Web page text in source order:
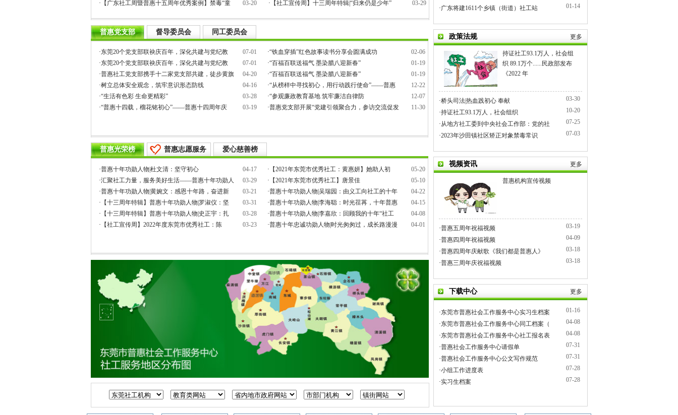
03-20
· 【广东社工周暨普惠十五周年优秀案例】禁毒“童
03-29
· 【社工宣传周】十三周年特辑|“归来仍是少年”
普惠党支部 督导委员会 同工委员会
07-01
·东莞20个党支部联袂庆百年，深化共建与党纪教
07-01
·东莞20个党支部联袂庆百年，深化共建与党纪教
04-20
·普惠社工党支部携手十二家党支部共建，徒步黄旗
04-16
·树立总体安全观念，筑牢意识形态防线
03-28
·“生活有色彩 生命更精彩”
03-19
·“普惠十四载，榴花铭初心”——普惠十四周年庆
02-06
·“铁血穿插”红色故事读书分享会圆满成功
01-19
·“百福百联送福气 墨染腊八迎新春”
01-19
·“百福百联送福气 墨染腊八迎新春”
12-22
·“从榜样中寻找初心，用行动践行使命”——普惠
12-07
·“参观廉政教育基地 筑牢廉洁自律防
11-30
·普惠党支部开展“党建引领聚合力，参访交流促发
普惠光荣榜 普惠志愿服务 爱心慈善榜
04-17
·普惠十年功勋人物|杜文清：坚守初心
03-29
·汇聚社工力量，服务美好生活——普惠十年功勋人
03-21
·普惠十年功勋人物|黄婉文：感恩十年路，奋进新
03-31
· 【十三周年特辑】普惠十年功勋人物|罗淑仪：坚
03-28
· 【十三周年特辑】普惠十年功勋人物|史正宇：扎
03-23
· 【社工宣传周】2022年度东莞市优秀社工：陈
05-20
· 【2021年东莞市优秀社工：黄惠妍】她助人初
05-10
· 【2021年东莞市优秀社工】唐景佳
04-22
·普惠十年功勋人物|吴瑞园：由义工向社工的十年
04-15
·普惠十年功勋人物|李海聪：时光荏苒，十年普惠
04-08
·普惠十年功勋人物|李嘉欣：回顾我的十年“社工
04-01
·普惠十年忠诚功勋人物|时光匆匆过，成长路漫漫
01-14
·广东将建1611个乡镇（街道）社工站
更多
政策法规
持证社工93.1万人，社会组
织 89.1万个......民政部发布
《2022 年
03-30
·桥头司法|热血践初心 奉献
10-20
·持证社工93.1万人，社会组织
07-25
·从地方社工委到中央社会工作部：党的社
07-03
·2023年沙田镇社区矫正对象禁毒常识
更多
视频资讯
普惠机构宣传视频
03-19
·普惠五周年祝福视频
04-09
·普惠四周年祝福视频
03-18
·普惠四周年庆献歌《我们都是普惠人》
03-18
·普惠三周年庆祝福视频
更多
下载中心
01-16
·东莞市普惠社会工作服务中心实习生档案
04-08
·东莞市普惠社会工作服务中心同工档案（
04-08
·东莞市普惠社会工作服务中心社工报名表
07-31
·普惠社会工作服务中心请假单
07-31
·普惠社会工作服务中心公文写作规范
07-28
·小组工作进度表
07-28
·实习生档案